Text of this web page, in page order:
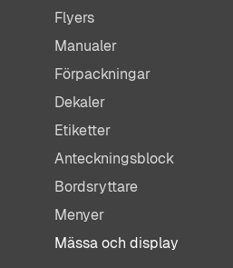
Flyers
Manualer
Förpackningar
Dekaler
Etiketter
Anteckningsblock
Bordsryttare
Menyer
Mässa och display